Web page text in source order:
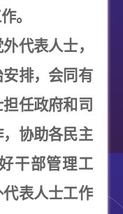
。
代表人士，
排，会同有
任政府和司
协助各民主
干部管理工
表人士工作